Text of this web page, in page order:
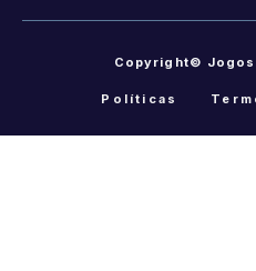
Copyright© Jogos
Políticas